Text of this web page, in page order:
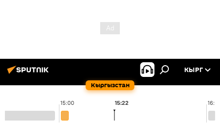
Кыргызстан
КЫРГ
15:00 15:22